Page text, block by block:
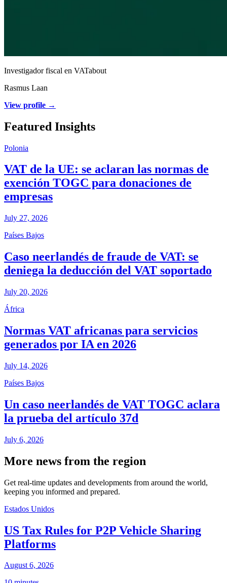
Investigador fiscal en VATabout
Rasmus Laan
View profile →
Featured Insights
Polonia
VAT de la UE: se aclaran las normas de
exención TOGC para donaciones de
empresas
July 27, 2026
Países Bajos
Caso neerlandés de fraude de VAT: se
deniega la deducción del VAT soportado
July 20, 2026
África
Normas VAT africanas para servicios
generados por IA en 2026
July 14, 2026
Países Bajos
Un caso neerlandés de VAT TOGC aclara
la prueba del artículo 37d
July 6, 2026
More news from the region
Get real-time updates and developments from around the world,
keeping you informed and prepared.
Estados Unidos
US Tax Rules for P2P Vehicle Sharing
Platforms
August 6, 2026